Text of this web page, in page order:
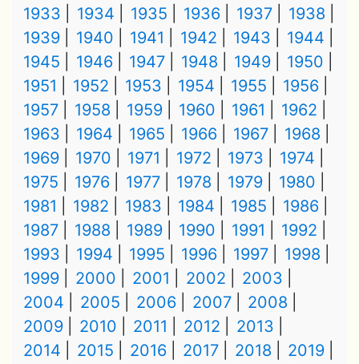
1933
1934 1935 1936 1937
1938
1939
1940 1941 1942 1943
1944
1945
1946 1947 1948 1949
1950
1951
1952 1953 1954 1955
1956
1957
1958 1959 1960 1961
1962
1963
1964 1965 1966 1967
1968
1969
1970 1971 1972 1973
1974
1975
1976 1977 1978 1979
1980
1981
1982 1983 1984 1985
1986
1987
1988 1989 1990 1991
1992
1993
1994 1995 1996 1997
1998
1999
2000 2001 2002
2003
2004
2005 2006 2007
2008
2009
2010 2011 2012
2013
2014
2015 2016 2017 2018
2019